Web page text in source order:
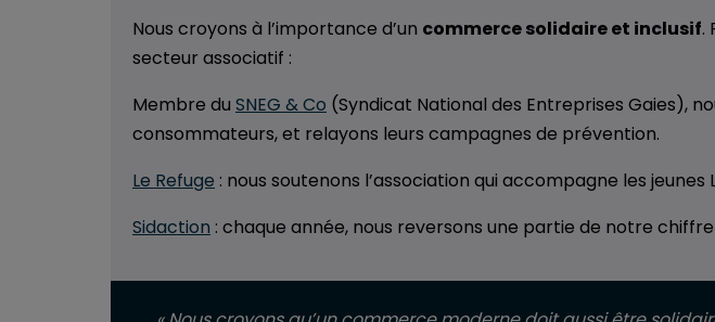
Nous croyons à l’importance d’un commerce solidaire et inclusif.
secteur associatif :
Membre du SNEG & Co (Syndicat National des Entreprises Gaies),
consommateurs, et relayons leurs campagnes de prévention.
Le Refuge : nous soutenons l’association qui accompagne les
Sidaction : chaque année, nous reversons une partie de notre